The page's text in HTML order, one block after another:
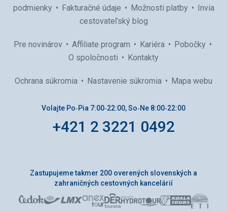
podmienky
Fakturačné údaje Možnosti platby
Invia
cestovateľský blog
Pre novinárov Affiliate program Kariéra
Pobočky
O spoločnosti
Kontakty
Ochrana súkromia Nastavenie súkromia Mapa webu
Volajte Po‑Pia 7:00‑22:00, So‑Ne 8:00‑22:00
+421 2 3221 0492
Zastupujeme takmer 200 overených slovenských a
zahraničných cestovných kancelárií